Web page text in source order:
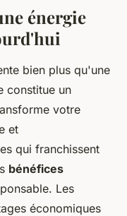
énergie
bien plus qu'une
constitue un
votre
et
qui franchissent
bénéfices
Les
économiques